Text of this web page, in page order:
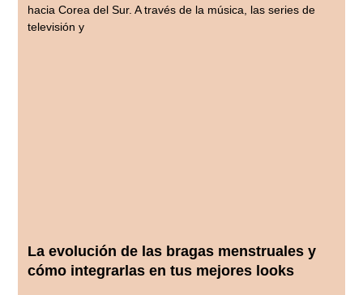
hacia Corea del Sur. A través de la música, las series de
televisión y
La evolución de las bragas menstruales y
cómo integrarlas en tus mejores looks